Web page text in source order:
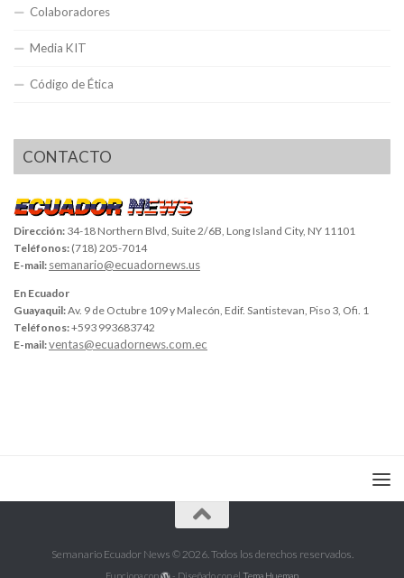
Colaboradores
Media KIT
Código de Ética
CONTACTO
Dirección: 34-18 Northern Blvd, Suite 2/6B, Long Island City, NY 11101
Teléfonos: (718) 205-7014
E-mail: semanario@ecuadornews.us
En Ecuador
Guayaquil:Av. 9 de Octubre 109 y Malecón, Edif. Santistevan, Piso 3, Ofi. 1
Teléfonos:+593 993683742
E-mail:ventas@ecuadornews.com.ec
Semanario Ecuador News © 2026. Todos los derechos reservados.
Funciona con - Diseñado con el Tema Hueman